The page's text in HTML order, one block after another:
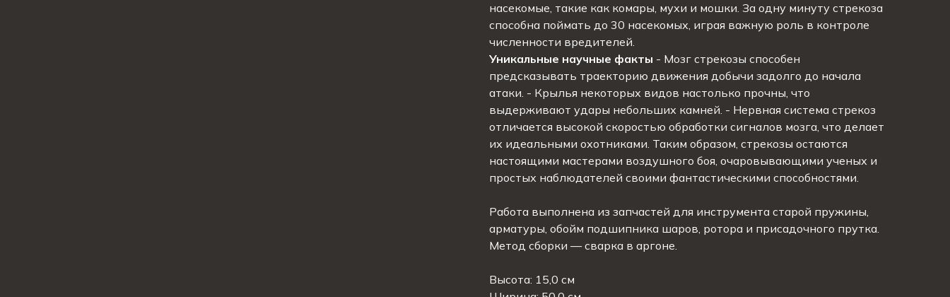
насекомые, такие как комары, мухи и мошки. За одну минуту стрекоза
способна поймать до 30 насекомых, играя важную роль в контроле
численности вредителей.
Уникальные научные факты - Мозг стрекозы способен
предсказывать траекторию движения добычи задолго до начала
атаки. - Крылья некоторых видов настолько прочны, что
выдерживают удары небольших камней. - Нервная система стрекоз
отличается высокой скоростью обработки сигналов мозга, что делает
их идеальными охотниками. Таким образом, стрекозы остаются
настоящими мастерами воздушного боя, очаровывающими ученых и
простых наблюдателей своими фантастическими способностями.
Работа выполнена из запчастей для инструмента старой пружины,
арматуры, обойм подшипника шаров, ротора и присадочного прутка.
Метод сборки — сварка в аргоне.
Высота: 15,0 см